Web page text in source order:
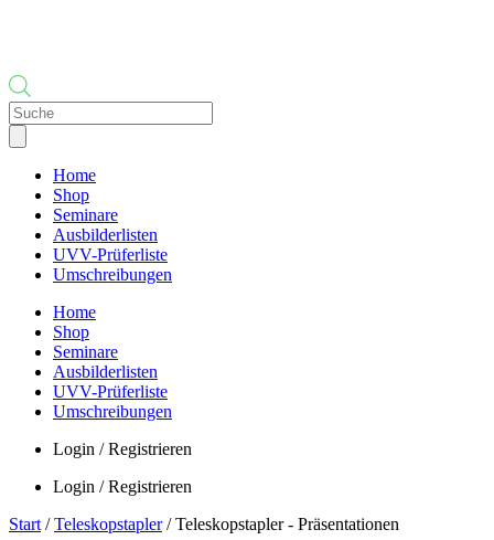
Products
search
Home
Shop
Seminare
Ausbilderlisten
UVV-Prüferliste
Umschreibungen
Home
Shop
Seminare
Ausbilderlisten
UVV-Prüferliste
Umschreibungen
Login / Registrieren
Login / Registrieren
Start /Teleskopstapler/ Teleskopstapler - Präsentationen